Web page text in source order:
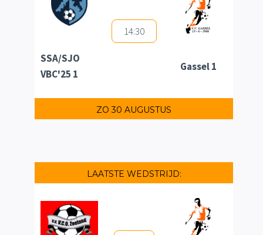
SSA/SJO
VBC'25 1
14:30
Gassel 1
ZO 30 AUGUSTUS
LAATSTE WEDSTRIJD: